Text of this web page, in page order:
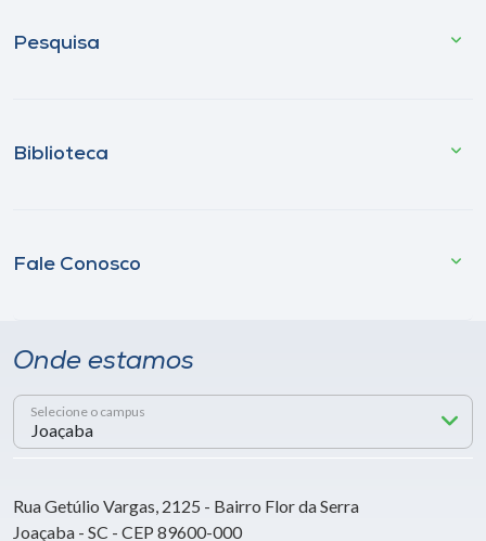
Pesquisa
Biblioteca
Fale Conosco
Onde estamos
Selecione o campus
Rua Getúlio Vargas, 2125 - Bairro Flor da Serra
Joaçaba - SC - CEP 89600-000